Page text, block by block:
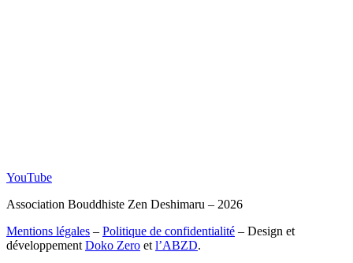
YouTube
Association Bouddhiste Zen Deshimaru – 2026
Mentions légales – Politique de confidentialité – Design et
développement Doko Zero et l’ABZD.